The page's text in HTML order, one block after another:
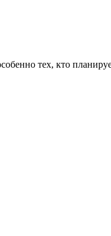
тех, кто